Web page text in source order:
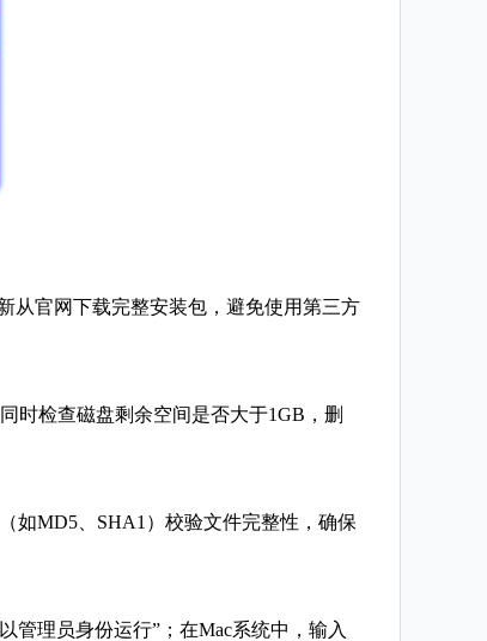
从官网下载完整安装包，避免使用第三方
时检查磁盘剩余空间是否大于1GB，删
如MD5、SHA1）校验文件完整性，确保
管理员身份运行”；在Mac系统中，输入